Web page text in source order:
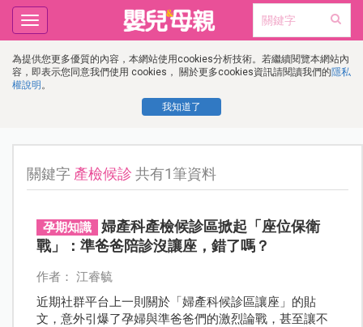
為提供您更多優質的內容，本網站使用cookies分析技術。若繼續閱覽本網站內
容，即表示您同意我們使用 cookies， 關於更多cookies資訊請閱讀我們的隱私
權說明 。
我知道了
Toggle
navigation
關鍵字 產檢候診 共有1筆資料
孕期知識
婦產科產檢候診區掀起「座位保衛
戰」：準爸爸陪診沒讓座，錯了嗎？
作者： 江睿毓
近期社群平台上一則關於「婦產科候診區讓座」的貼
文，意外引爆了孕婦與準爸爸們的激烈論戰，甚至讓不